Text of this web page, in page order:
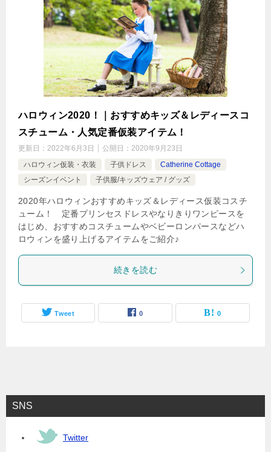
ハロウィン2020！｜おすすめキッズ＆レディースコ
スチューム・人気定番仮装アイテム！
更新日： 2022年6月3日 公開日： 2020年9月23日
ハロウィン仮装・衣装
子供ドレス
Catherine Cottage
シーズンイベント
子供服/キッズウェア / グッズ
2020年ハロウィンおすすめキッズ＆レディース仮装コスチ
ューム！ 定番プリンセスドレスやなりきりワンピースを
はじめ、おすすめコスチュームやベビーロンパースなどハ
ロウィンを盛り上げるアイテムをご紹介♪
続きを読む
Tweet 0 0
SNS
Twitter